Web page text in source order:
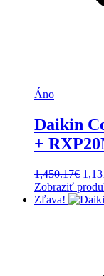
Áno
Daikin
+
1,450.17€
cena
bola:
Zobraziť
Zľava!